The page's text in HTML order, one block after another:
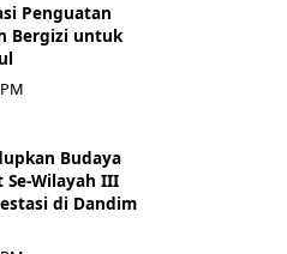
Penguatan
Bergizi untuk
Budaya
Se-Wilayah III
di Dandim